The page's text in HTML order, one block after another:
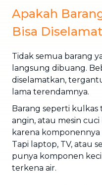
Apakah
Bisa
Tidak semua barang
langsung dibuang.
diselamatkan,
lama terendamnya.
Barang seperti kulkas
angin, atau mesin
karena
Tapi laptop, TV, atau
punya komponen
terkena air.